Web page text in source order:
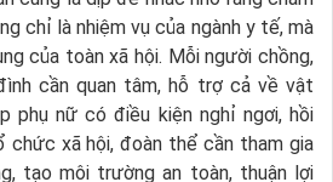
chỉ là nhiệm vụ của ngành y tế, mà
của toàn xã hội. Mỗi người chồng,
cần quan tâm, hỗ trợ cả về vật
phụ nữ có điều kiện nghỉ ngơi, hồi
chức xã hội, đoàn thể cần tham gia
tạo môi trường an toàn, thuận lợi